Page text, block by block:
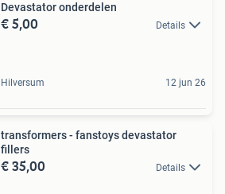
Devastator onderdelen
€ 5,00 Details
Hilversum 12 jun 26
transformers - fanstoys devastator
fillers
€ 35,00 Details